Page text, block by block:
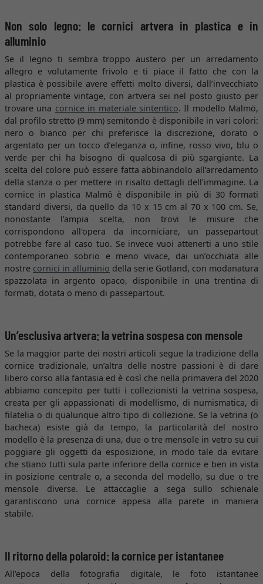
Non solo legno: le cornici artvera in plastica e in
alluminio
Se il legno ti sembra troppo austero per un arredamento
allegro e volutamente frivolo e ti piace il fatto che con la
plastica è possibile avere effetti molto diversi, dall’invecchiato
al propriamente vintage, con artvera sei nel posto giusto per
trovare una cornice in materiale sintentico. Il modello Malmö,
dal profilo stretto (9 mm) semitondo è disponibile in vari colori:
nero o bianco per chi preferisce la discrezione, dorato o
argentato per un tocco d’eleganza o, infine, rosso vivo, blu o
verde per chi ha bisogno di qualcosa di più sgargiante. La
scelta del colore può essere fatta abbinandolo all’arredamento
della stanza o per mettere in risalto dettagli dell’immagine. La
cornice in plastica Malmö è disponibile in più di 30 formati
standard diversi, da quello da 10 x 15 cm al 70 x 100 cm. Se,
nonostante l’ampia scelta, non trovi le misure che
corrispondono all'opera da incorniciare, un passepartout
potrebbe fare al caso tuo. Se invece vuoi attenerti a uno stile
contemporaneo sobrio e meno vivace, dai un’occhiata alle
nostre cornici in alluminio della serie Gotland, con modanatura
spazzolata in argento opaco, disponibile in una trentina di
formati, dotata o meno di passepartout.
Un’esclusiva artvera: la vetrina sospesa con mensole
Se la maggior parte dei nostri articoli segue la tradizione della
cornice tradizionale, un’altra delle nostre passioni è di dare
libero corso alla fantasia ed è così che nella primavera del 2020
abbiamo concepito per tutti i collezionisti la vetrina sospesa,
creata per gli appassionati di modellismo, di numismatica, di
filatelia o di qualunque altro tipo di collezione. Se la vetrina (o
bacheca) esiste già da tempo, la particolarità del nostro
modello è la presenza di una, due o tre mensole in vetro su cui
poggiare gli oggetti da esposizione, in modo tale da evitare
che stiano tutti sula parte inferiore della cornice e ben in vista
in posizione centrale o, a seconda del modello, su due o tre
mensole diverse. Le attaccaglie a sega sullo schienale
garantiscono una cornice appesa alla parete in maniera
stabile.
Il ritorno della polaroid: la cornice per istantanee
All’epoca della fotografia digitale, le foto istantanee